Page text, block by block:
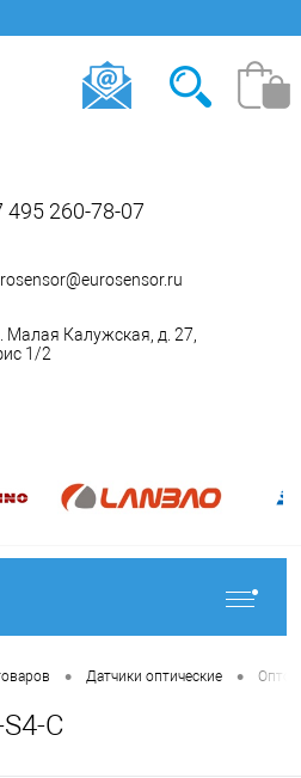
495 260-78-07
Малая Калужская, д. 27,
1/2
• Датчики оптические •
C